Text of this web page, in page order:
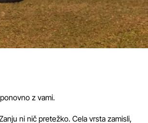
z vami.
ni nič pretežko. Cela vrsta zamisli,